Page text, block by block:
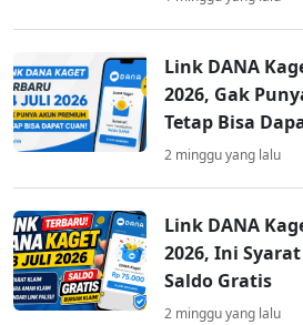
Link DANA
2026, Gak
Tetap Bisa
2 minggu yang lalu
Link DANA
2026, Ini
Saldo Gratis
2 minggu yang lalu